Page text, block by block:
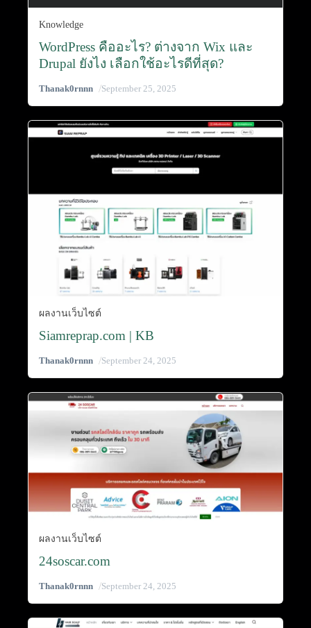
Knowledge
WordPress คืออะไร? ต่างจาก Wix และ
Drupal ยังไง เลือกใช้อะไรดีที่สุด?
Thanak0rnnn /September 25, 2025
ผลงานเว็บไซต์
Siamreprap.com | KB
Thanak0rnnn /September 24, 2025
ผลงานเว็บไซต์
24soscar.com
Thanak0rnnn /September 24, 2025